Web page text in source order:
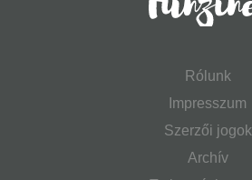
Rólunk
Impresszum
Szerzői jogok
Archív